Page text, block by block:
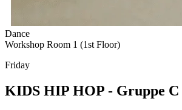
Dance
Workshop Room 1 (1st Floor)
Friday
KIDS HIP HOP - Gruppe C